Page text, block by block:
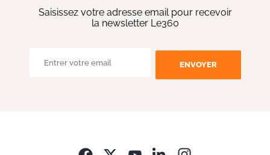
Saisissez votre adresse email pour recevoir
la newsletter Le360
ENVOYER